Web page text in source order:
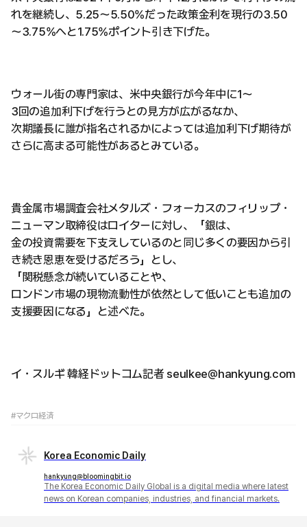
れを継続し、5.25～5.50%だった政策金利を現行の3.50
～3.75%へと1.75%ポイント引き下げた。
ウォール街の専門家は、米中央銀行が今年中に1～
3回の追加利下げを行うとの見方が広がるなか、
次期議長に誰が指名されるかによっては追加利下げ期待が
さらに高まる可能性があるとみている。
貴金属市場調査会社メタルズ・フォーカスのフィリップ・
ニューマン取締役はロイターに対し、「銀は、
金の投資需要を下支えしているのと同じ多くの要因から引
き続き恩恵を受けるだろう」とし、
「関税懸念が続いていることや、
ロンドン市場の現物流動性が依然として低いことも追加の
支援要因になる」と述べた。
イ・スルギ 韓経ドットコム記者 seulkee@hankyung.com
#マクロ経済
Korea Economic Daily
hankyung@bloomingbit.io
The Korea Economic Daily Global is a digital media where latest
news on Korean companies, industries, and financial markets.